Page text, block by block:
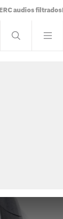
ERC audios filtrados